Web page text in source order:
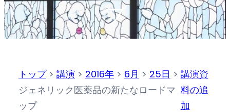
プ
トップ> 講演 > 2016年 > 6月 > 25日 >
ジェネリック医薬品の新たなロードマ
ップ
講演資
料の追
加